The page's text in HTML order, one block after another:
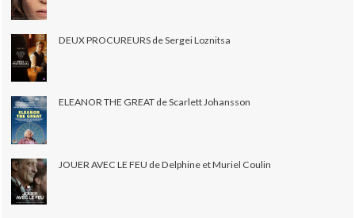
DEUX PROCUREURS de Sergei Loznitsa
ELEANOR THE GREAT de Scarlett Johansson
JOUER AVEC LE FEU de Delphine et Muriel Coulin